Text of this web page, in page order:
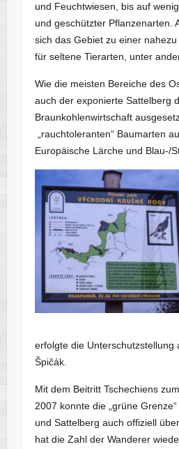
und Feuchtwiesen, bis auf
und geschützter Pflanzenarten.
sich das Gebiet zu einer
für seltene Tierarten, unter
Wie die meisten Bereiche des
auch der exponierte Sattelberg
Braunkohlenwirtschaft
„rauchtoleranten“ Baumarten
Europäische Lärche und Blau-/
erfolgte die Unterschutzstellung
Špičák.
Mit dem Beitritt Tschechiens
2007 konnte die „grüne
und Sattelberg auch offiziell
hat die Zahl der Wanderer